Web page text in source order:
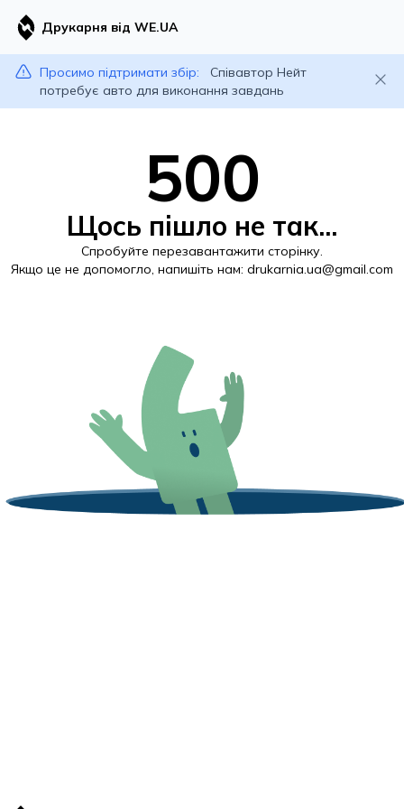
Друкарня від WE.UA
Просимо підтримати збір:
Співавтор Нейт
потребує авто для виконання завдань
500
Щось пішло не так...
Спробуйте перезавантажити сторінку.
Якщо це не допомогло, напишіть нам: drukarnia.ua@gmail.com